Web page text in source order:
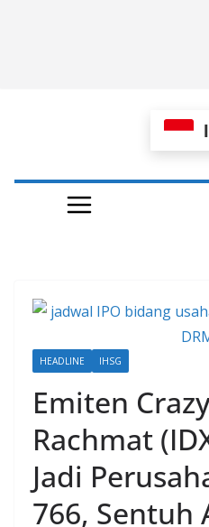
HEADLINE IHSG
Emiten
Rachmat
Jadi
766, Sentuh